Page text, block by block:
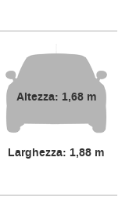
Altezza: 1,68 m
Larghezza: 1,88 m